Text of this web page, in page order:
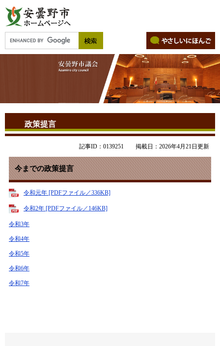
政策提言
記事ID：0139251 掲載日：2026年4月21日更新
今までの政策提言
令和元年 [PDFファイル／336KB]
令和2年 [PDFファイル／146KB]
令和3年
令和4年
令和5年
令和6年
令和7年